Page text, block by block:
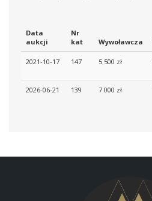
Data
aukcji
Nr
kat
Wywoławcza
2021-10-17 147 5 500 zł
2026-06-21 139 7 000 zł